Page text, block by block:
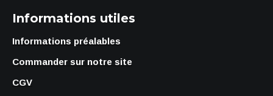
Informations utiles
Informations préalables
Commander sur notre site
CGV